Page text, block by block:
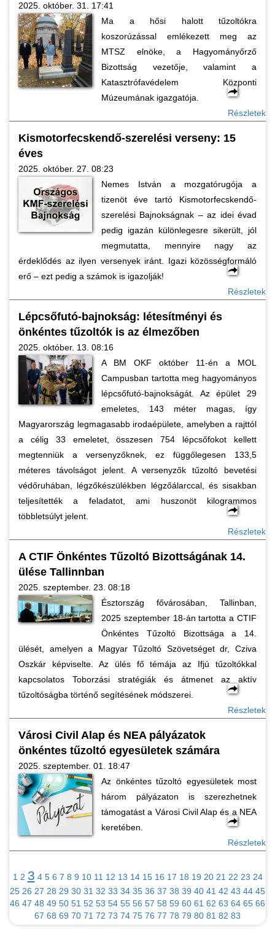
2025. október. 31. 17:41
Ma a hősi halott tűzoltókra
koszorúzással emlékezett meg az
MTSZ elnöke, a Hagyományőrző
Bizottság vezetője, valamint a
Katasztrófavédelem Központi
Múzeumának igazgatója.
Részletek
Kismotorfecskendő-szerelési verseny: 15
éves
2025. október. 27. 08:23
Nemes István a mozgatórugója a
tizenöt éve tartó Kismotorfecskendő-
szerelési Bajnokságnak – az idei évad
pedig igazán különlegesre sikerült, jól
megmutatta, mennyire nagy az
érdeklődés az ilyen versenyek iránt. Igazi közösségformáló
erő – ezt pedig a számok is igazolják!
Részletek
Lépcsőfutó-bajnokság: létesítményi és
önkéntes tűzoltók is az élmezőben
2025. október. 13. 08:16
A BM OKF október 11-én a MOL
Campusban tartotta meg hagyományos
lépcsőfutó-bajnokságát. Az épület 29
emeletes, 143 méter magas, így
Magyarország legmagasabb irodaépülete, amelyben a rajttól
a célig 33 emeletet, összesen 754 lépcsőfokot kellett
megtenniük a versenyzőknek, ez függőlegesen 133,5
méteres távolságot jelent. A versenyzők tűzoltó bevetési
védőruhában, légzőkészülékben légzőálarccal, és sisakban
teljesítették a feladatot, ami huszonöt kilogrammos
többletsúlyt jelent.
Részletek
A CTIF Önkéntes Tűzoltó Bizottságának 14.
ülése Tallinnban
2025. szeptember. 23. 08:18
Észtország fővárosában, Tallinban,
2025 szeptember 18-án tartotta a CTIF
Önkéntes Tűzoltó Bizottsága a 14.
ülését, amelyen a Magyar Tűzoltó Szövetséget dr, Cziva
Oszkár képviselte. Az ülés fő témája az Ifjú tűzoltókkal
kapcsolatos Toborzási stratégiák és átmenet az aktív
tűzoltóságba történő segítésének módszerei.
Részletek
Városi Civil Alap és NEA pályázatok
önkéntes tűzoltó egyesületek számára
2025. szeptember. 01. 18:47
Az önkéntes tűzoltó egyesületek most
három pályázaton is szerezhetnek
támogatást a Városi Civil Alap és a NEA
keretében.
Részletek
1 2 3 4 5 6 7 8 9 10 11 12 13 14 15 16 17 18 19 20 21 22 23 24
25 26 27 28 29 30 31 32 33 34 35 36 37 38 39 40 41 42 43 44 45
46 47 48 49 50 51 52 53 54 55 56 57 58 59 60 61 62 63 64 65 66
67 68 69 70 71 72 73 74 75 76 77 78 79 80 81 82 83